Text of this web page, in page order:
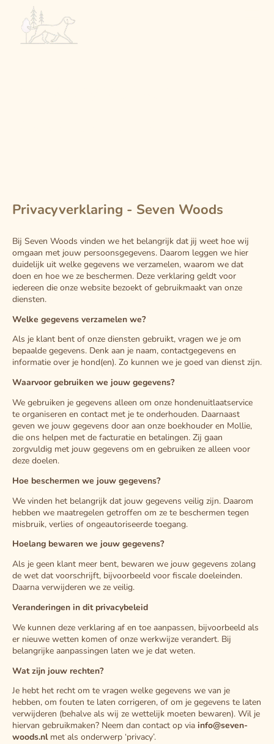
Privacyverklaring - Seven Woods
Bij Seven Woods vinden we het belangrijk dat jij weet hoe wij
omgaan met jouw persoonsgegevens. Daarom leggen we hier
duidelijk uit welke gegevens we verzamelen, waarom we dat
doen en hoe we ze beschermen. Deze verklaring geldt voor
iedereen die onze website bezoekt of gebruikmaakt van onze
diensten.
Welke gegevens verzamelen we?
Als je klant bent of onze diensten gebruikt, vragen we je om
bepaalde gegevens. Denk aan je naam, contactgegevens en
informatie over je hond(en). Zo kunnen we je goed van dienst zijn.
Waarvoor gebruiken we jouw gegevens?
We gebruiken je gegevens alleen om onze hondenuitlaatservice
te organiseren en contact met je te onderhouden. Daarnaast
geven we jouw gegevens door aan onze boekhouder en Mollie,
die ons helpen met de facturatie en betalingen. Zij gaan
zorgvuldig met jouw gegevens om en gebruiken ze alleen voor
deze doelen.
Hoe beschermen we jouw gegevens?
We vinden het belangrijk dat jouw gegevens veilig zijn. Daarom
hebben we maatregelen getroffen om ze te beschermen tegen
misbruik, verlies of ongeautoriseerde toegang.
Hoelang bewaren we jouw gegevens?
Als je geen klant meer bent, bewaren we jouw gegevens zolang
de wet dat voorschrijft, bijvoorbeeld voor fiscale doeleinden.
Daarna verwijderen we ze veilig.
Veranderingen in dit privacybeleid
We kunnen deze verklaring af en toe aanpassen, bijvoorbeeld als
er nieuwe wetten komen of onze werkwijze verandert. Bij
belangrijke aanpassingen laten we je dat weten.
Wat zijn jouw rechten?
Je hebt het recht om te vragen welke gegevens we van je
hebben, om fouten te laten corrigeren, of om je gegevens te laten
verwijderen (behalve als wij ze wettelijk moeten bewaren). Wil je
hiervan gebruikmaken? Neem dan contact op via info@seven-
woods.nlmet als onderwerp ‘privacy’.